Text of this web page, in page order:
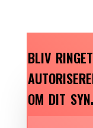
bliv
om dit